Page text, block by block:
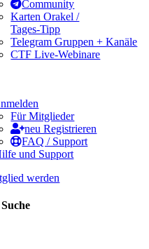
Community
Karten Orakel /
Tages-Tipp
Telegram Gruppen + Kanäle
CTF Live-Webinare
Für Mitglieder
neu Registrieren
FAQ / Support
und Support
werden